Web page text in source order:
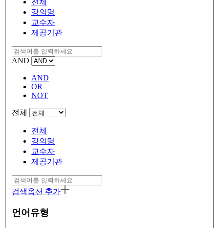
전체
강의명
교수자
제공기관
AND
AND
OR
NOT
전체
전체
강의명
교수자
제공기관
검색옵션 추가
언어유형